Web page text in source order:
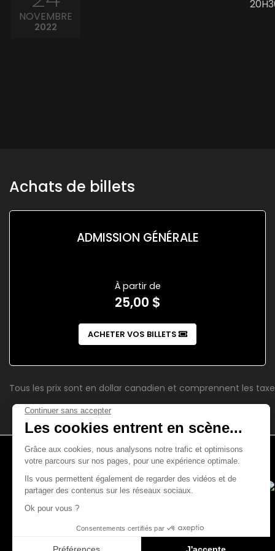
NOVEMBRE
2022
Achats de billets
ADMISSION GÉNÉRALE
À partir de
25,00 $
ACHETER VOS BILLETS
Tous les prix sont en dollar canadien et comprennent les
4521, boul. Saint-Laurent
Montréal (Québec)